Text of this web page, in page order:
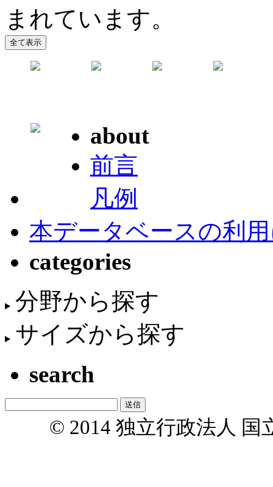
まれています。
about
前言
凡例
本データベースの利
categories
分野から探す
サイズから探す
search
© 2014 独立行政法人 国